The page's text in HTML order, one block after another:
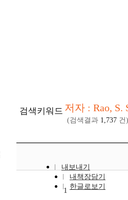
검색키워드 저자 : Rao, S.
(검색결과 1,737 건)
내보내기
내책장담기
한글로보기
1